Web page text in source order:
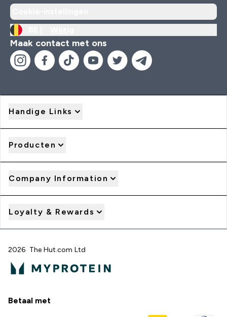
Maak contact met ons
Handige Links
Producten
Company Information
Loyalty & Rewards
2026 The Hut.com Ltd
Betaal met